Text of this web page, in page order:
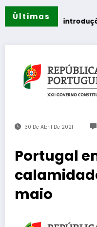
Últimas
reintrodução de
30 De Abril De 2021
Portugal
maio